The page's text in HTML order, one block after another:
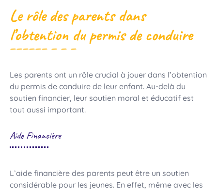
Le rôle des parents dans
l’obtention du permis de conduire
Les parents ont un rôle crucial à jouer dans l’obtention
du permis de conduire de leur enfant. Au-delà du
soutien financier, leur soutien moral et éducatif est
tout aussi important.
Aide Financière
L’aide financière des parents peut être un soutien
considérable pour les jeunes. En effet, même avec les